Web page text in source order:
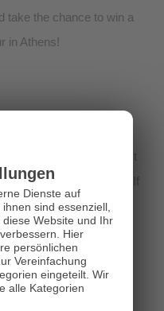
Dienste auf
sind essenziell,
Website und Ihr
Hier
persönlichen
Vereinfachung
eingeteilt. Wir
alle Kategorien
take the chance to win a
in Athens!
PDF form (click here)
! If
to print it out, please